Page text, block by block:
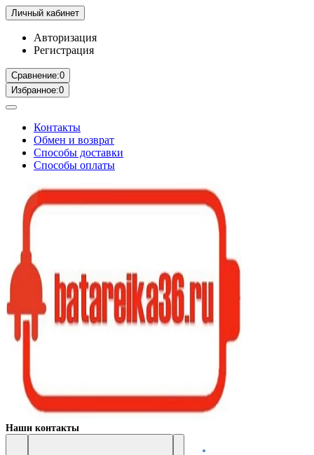
Личный кабинет
Авторизация
Регистрация
Сравнение:0
Избранное:0
Контакты
Обмен и возврат
Способы доставки
Способы оплаты
Наши контакты